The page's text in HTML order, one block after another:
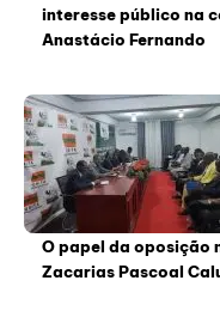
interesse público na
Anastácio Fernando
O papel da oposição
Zacarias Pascoal